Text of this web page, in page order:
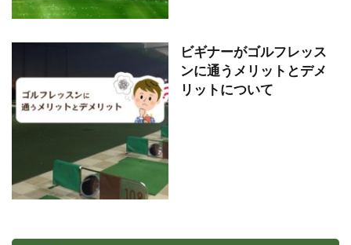
ビギナーがゴルフレッス
ンに通うメリットとデメ
リットについて